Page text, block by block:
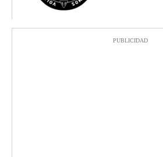
PUBLICIDAD